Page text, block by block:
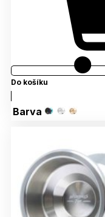
Do košíku
Barva